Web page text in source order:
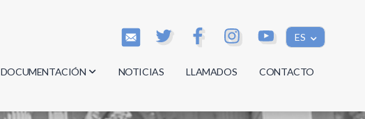
ES
DOCUMENTACIÓN
Actas
NOTICIAS LLAMADOS CONTACTO